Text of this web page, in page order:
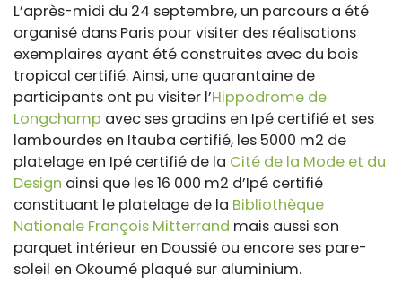
L’après-midi du 24 septembre, un parcours a été
organisé dans Paris pour visiter des réalisations
exemplaires ayant été construites avec du bois
tropical certifié. Ainsi, une quarantaine de
participants ont pu visiter l’Hippodrome de
Longchamp avec ses gradins en Ipé certifié et ses
lambourdes en Itauba certifié, les 5000 m2 de
platelage en Ipé certifié de la Cité de la Mode et du
Design ainsi que les 16 000 m2 d’Ipé certifié
constituant le platelage de la Bibliothèque
Nationale François Mitterrand mais aussi son
parquet intérieur en Doussié ou encore ses pare-
soleil en Okoumé plaqué sur aluminium.